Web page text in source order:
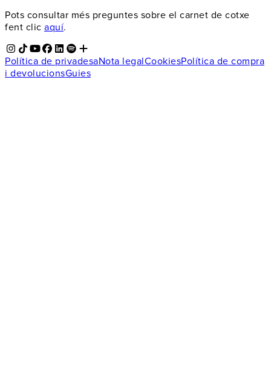
Pots consultar més preguntes sobre el carnet de cotxe
fent clic aquí.
Política de privadesaNota legalCookiesPolítica de compra
i devolucionsGuies